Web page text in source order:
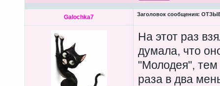
Galochka7 Заголовок сообщения:
На этот раз
думала, что
"Молодея", тем
раза в два